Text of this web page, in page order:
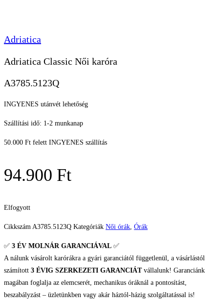
Adriatica
Adriatica Classic Női karóra
A3785.5123Q
INGYENES utánvét lehetőség
Szállítási idő: 1-2 munkanap
50.000 Ft felett INGYENES szállítás
94.900 Ft
Elfogyott
Cikkszám A3785.5123Q Kategóriák Női órák, Órák
✅ 3 ÉV MOLNÁR GARANCIÁVAL ✅
A nálunk vásárolt karórákra a gyári garanciától függetlenül, a vásárlástól
számított 3 ÉVIG SZERKEZETI GARANCIÁTvállalunk! Garanciánk
magában foglalja az elemcserét, mechanikus óráknál a pontosítást,
beszabályzást – üzletünkben vagy akár háztól-házig szolgáltatással is!